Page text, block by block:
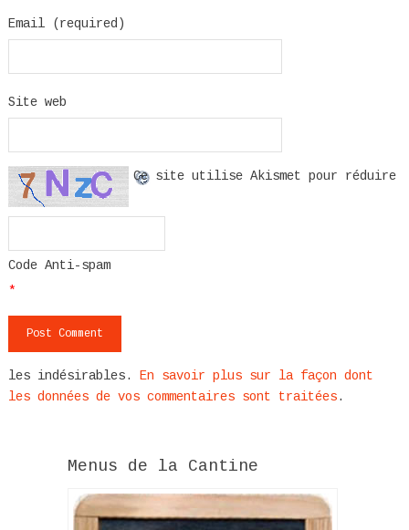
Email (required)
Site web
Code Anti-spam
*
Ce site utilise Akismet pour réduire
les indésirables.
En savoir plus sur la façon dont
les données de vos commentaires sont traitées.
Menus de la Cantine